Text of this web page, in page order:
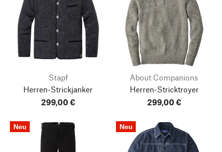
Stapf
Herren-Strickjanker
299,00 €
About Companions
Herren-Stricktroyer
299,00 €
Neu Neu